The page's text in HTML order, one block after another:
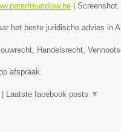
| Screenshot
het beste juridische advies in
Handelsrecht,
afspraak.
Laatste facebook posts ▼